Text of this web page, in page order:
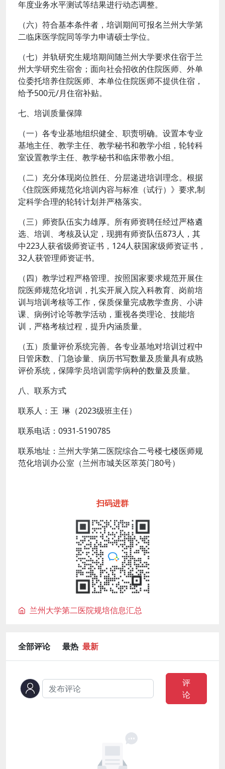
年度业务水平测试等结果进行动态调整。
（六）符合基本条件者，培训期间可报名兰州大学第
二临床医学院同等学力申请硕士学位。
（七）并轨研究生规培期间随兰州大学要求住宿于兰
州大学研究生宿舍；面向社会招收的住院医师、外单
位委托培养住院医师、本单位住院医师不提供住宿，
给予500元/月住宿补贴。
七、培训质量保障
（一）各专业基地组织健全、职责明确。设置本专业
基地主任、教学主任、教学秘书和教学小组，轮转科
室设置教学主任、教学秘书和临床带教小组。
（二）充分体现岗位胜任、分层递进培训理念。根据
《住院医师规范化培训内容与标准（试行）》要求,制
定科学合理的轮转计划并严格落实。
（三）师资队伍实力雄厚。所有师资聘任经过严格遴
选、培训、考核及认定，现拥有师资队伍873人，其
中223人获省级师资证书，124人获国家级师资证书，
32人获管理师资证书。
（四）教学过程严格管理。按照国家要求规范开展住
院医师规范化培训，扎实开展入院入科教育、岗前培
训与培训考核等工作，保质保量完成教学查房、小讲
课、病例讨论等教学活动，重视各类理论、技能培
训，严格考核过程，提升内涵质量。
（五）质量评价系统完善。各专业基地对培训过程中
日管床数、门急诊量、病历书写数量及质量具有成熟
评价系统，保障学员培训需学病种的数量及质量。
八、联系方式
联系人：王 琳（2023级班主任）
联系电话：0931-5190785
联系地址：兰州大学第二医院综合二号楼七楼医师规
范化培训办公室（兰州市城关区萃英门80号）
扫码进群
兰州大学第二医院规培信息汇总
全部评论 最热 最新
评
论